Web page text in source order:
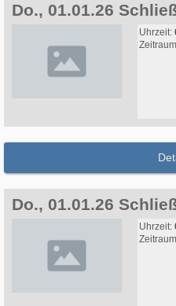
Do., 01.01.26
Uhrzeit:
Do., 01.01.26
Uhrzeit: